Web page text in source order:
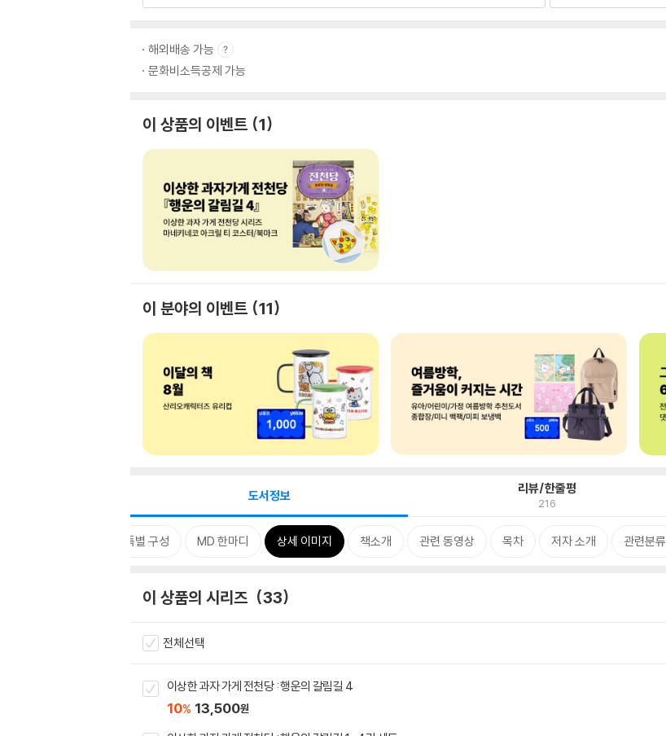
해외배송 가능
문화비소득공제 가능
이 상품의 이벤트 1
이 분야의 이벤트 11
도서정보 리뷰/한줄평
216
특별 구성 MD 한마디 상세 이미지 책소개 관련 동영상 목차 저자 소개 관련분류
이 상품의 시리즈 33
전체선택
이상한 과자 가게 전천당 : 행운의 갈림길 4
10% 13,500원